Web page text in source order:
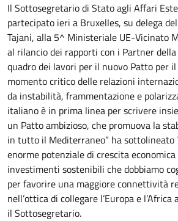
Il Sottosegretario di Stato agli Affari
partecipato ieri a Bruxelles, su delega
Tajani, alla 5^ Ministeriale UE-Vicinato
al rilancio dei rapporti con i Partner della
quadro dei lavori per il nuovo Patto per
momento critico delle relazioni
da instabilità, frammentazione e
italiano è in prima linea per scrivere
un Patto ambizioso, che promuova la
in tutto il Mediterraneo” ha sottolineato
enorme potenziale di crescita
investimenti sostenibili che dobbiamo
per favorire una maggiore connettività
nell’ottica di collegare l’Europa e l’Africa
il Sottosegretario.